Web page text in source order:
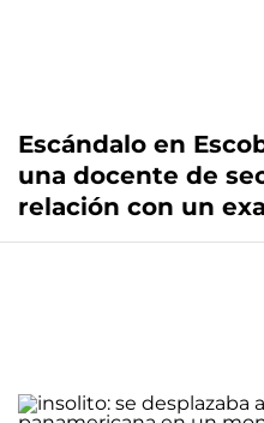
Escándalo en
una docente de
relación con un